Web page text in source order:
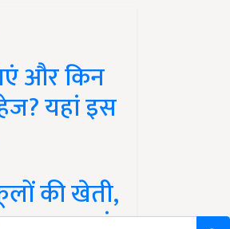
और किन
यहां इस
की खेती,